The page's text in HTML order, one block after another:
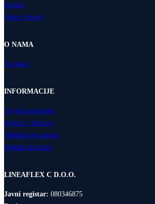
Dodaci
Relax Fotelje
O NAMA
Kontakti
INFORMACIJE
Uvjeti poslovanja
Povrati i dostava
Politika privatnosti
Politika kolačića
LINEAFLEX C D.O.O.
Javni registar: 080346875